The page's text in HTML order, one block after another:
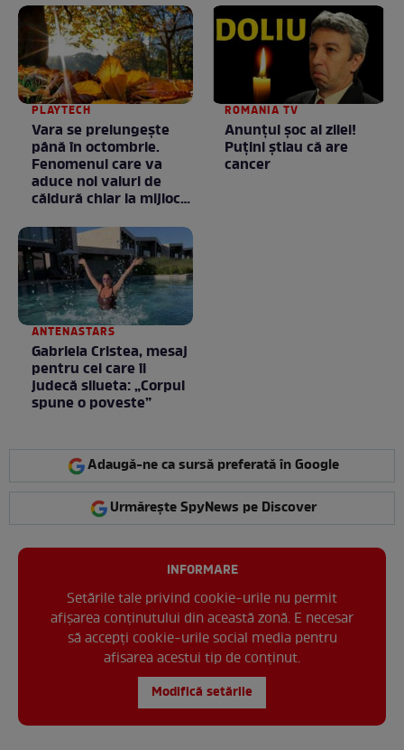
PLAYTECH
Vara se prelungeşte
până în octombrie.
Fenomenul care va
aduce noi valuri de
căldură chiar la mijlocul
ROMANIA TV
Anunţul şoc al zilei!
Puţini ştiau că are
cancer
ANTENASTARS
Gabriela Cristea, mesaj
pentru cei care îi
judecă silueta: „Corpul
spune o poveste”
Adaugă-ne ca sursă preferată în Google
Urmărește SpyNews pe Discover
INFORMARE
Setările tale privind cookie-urile nu permit
afișarea conținutului din această zonă. E necesar
să accepți cookie-urile social media pentru
afisarea acestui tip de conținut.
Modifică setările